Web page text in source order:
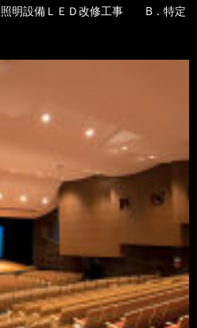
明設備ＬＥＤ改修工事 B．特定